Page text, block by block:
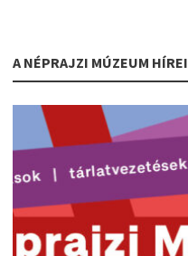
A NÉPRAJZI MÚZEUM HÍREI